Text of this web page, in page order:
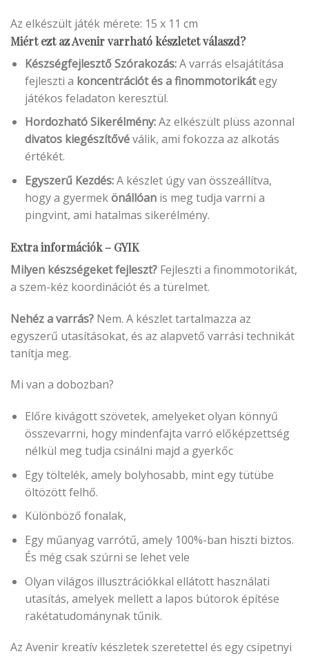
Az elkészült játék mérete: 15 x 11 cm
Miért ezt az Avenir varrható készletet válaszd?
Készségfejlesztő Szórakozás:A varrás elsajátítása
fejleszti a koncentrációt és a finommotorikátegy
játékos feladaton keresztül.
Hordozható Sikerélmény:Az elkészült plüss azonnal
divatos kiegészítővéválik, ami fokozza az alkotás
értékét.
Egyszerű Kezdés:A készlet úgy van összeállítva,
hogy a gyermekönállóanis meg tudja varrni a
pingvint, ami hatalmas sikerélmény.
Extra információk – GYIK
Milyen készségeket fejleszt? Fejleszti a finommotorikát,
a szem-kéz koordinációt és a türelmet.
Nehéz a varrás? Nem. A készlet tartalmazza az
egyszerű utasításokat, és az alapvető varrási technikát
tanítja meg.
Mi van a dobozban?
Előre kivágott szövetek, amelyeket olyan könnyű
összevarrni, hogy mindenfajta varró előképzettség
nélkül meg tudja csinálni majd a gyerkőc
Egy töltelék, amely bolyhosabb, mint egy tütübe
öltözött felhő.
Különböző fonalak,
Egy műanyag varrótű, amely 100%-ban hiszti biztos.
És még csak szúrni se lehet vele
Olyan világos illusztrációkkal ellátott használati
utasítás, amelyek mellett a lapos bútorok építése
rakétatudománynak tűnik.
Az Avenir kreatív készletek szeretettel és egy csipetnyi